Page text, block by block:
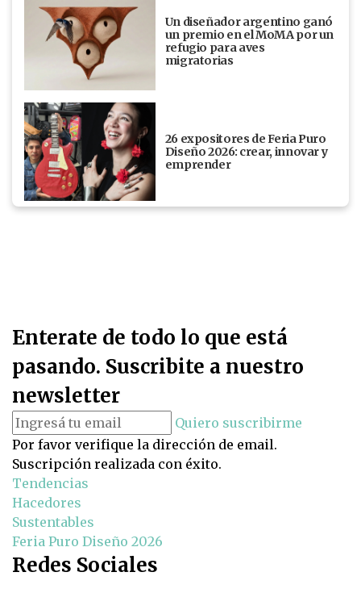
Un diseñador argentino ganó
un premio en el MoMA por un
refugio para aves
migratorias
26 expositores de Feria Puro
Diseño 2026: crear, innovar y
emprender
Enterate de todo lo que está
pasando. Suscribite a nuestro
newsletter
Quiero suscribirme
Por favor verifique la dirección de email.
Suscripción realizada con éxito.
Tendencias
Hacedores
Sustentables
Feria Puro Diseño 2026
Redes Sociales